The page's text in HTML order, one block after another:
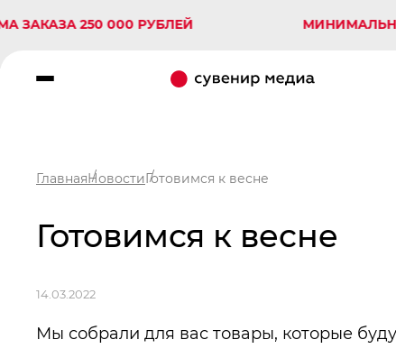
250 000 РУБЛЕЙ МИНИМАЛЬНАЯ
ГлавнаяНовостиГотовимся к весне
Готовимся к весне
14.03.2022
Мы собрали для вас товары, которые